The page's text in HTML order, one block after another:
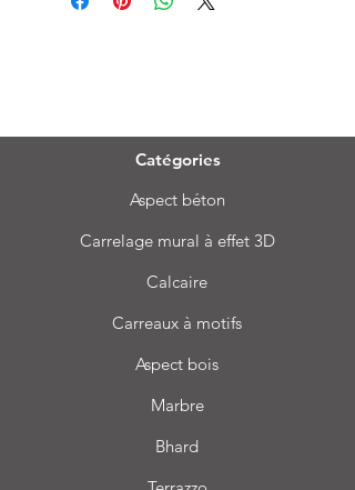
Catégories
Aspect béton
Carrelage mural à effet 3D
Calcaire
Carreaux à motifs
Aspect bois
Marbre
Bhard